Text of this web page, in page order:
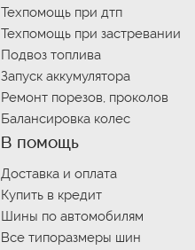
Техпомощь при дтп
Техпомощь при застревании
Подвоз топлива
Запуск аккумулятора
Ремонт порезов, проколов
Балансировка колес
В помощь
Доставка и оплата
Купить в кредит
Шины по автомобилям
Все типоразмеры шин